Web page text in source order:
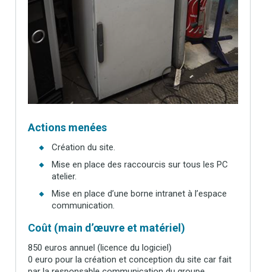
Actions menées
Création du site.
Mise en place des raccourcis sur tous les PC
atelier.
Mise en place d’une borne intranet à l’espace
communication.
Coût (main d’œuvre et matériel)
850 euros annuel (licence du logiciel)
0 euro pour la création et conception du site car fait